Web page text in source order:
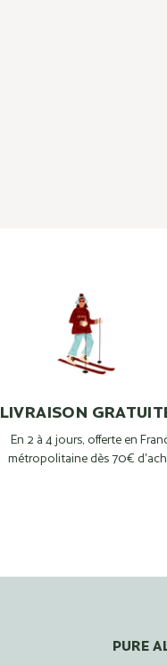
LIVRAISON
En 2 à 4 jours, offerte en
métropolitaine dès 70€
PURE